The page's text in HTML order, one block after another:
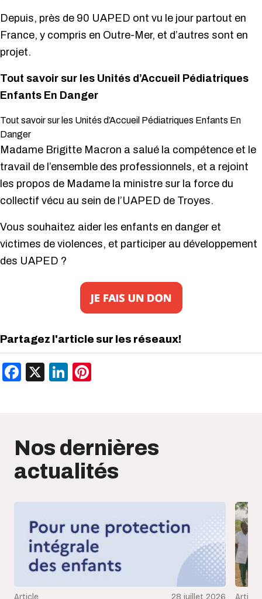
Depuis, près de 90 UAPED ont vu le jour partout en
France, y compris en Outre-Mer, et d’autres sont en
projet.
Tout savoir sur les Unités d’Accueil Pédiatriques
Enfants En Danger
Tout savoir sur les Unités d’Accueil Pédiatriques Enfants En
Danger
Madame Brigitte Macron a salué la compétence et le
travail de l’ensemble des professionnels, et a rejoint
les propos de Madame la ministre sur la force du
collectif vécu au sein de l’UAPED de Troyes.
Vous souhaitez aider les enfants en danger et
victimes de violences, et participer au développement
des UAPED ?
Partagez l'article sur les réseaux!
Facebook
X LinkedIn
Nos dernières
actualités
Article 28 juillet 2026 Article